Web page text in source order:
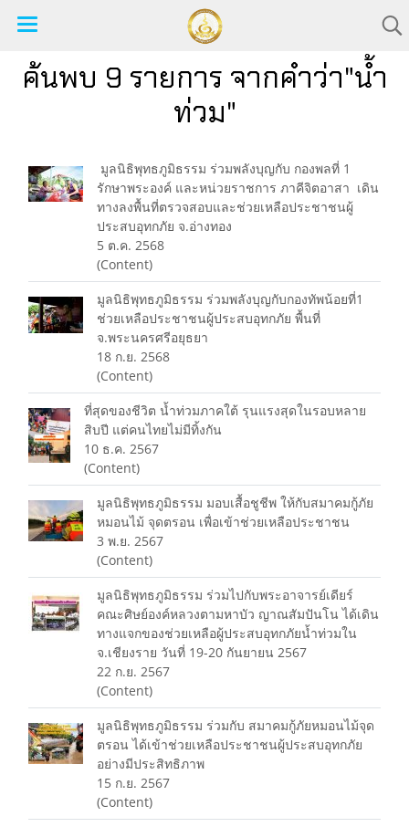
ค้นพบ 9 รายการ จากคำว่า"น้ำ
ท่วม"
มูลนิธิพุทธภูมิธรรม ร่วมพลังบุญกับ กองพลที่ 1
รักษาพระองค์ และหน่วยราชการ ภาคีจิตอาสา ​ เดิน
ทางลงพื้นที่ตรวจสอบและช่วยเหลือประชาชนผู้
ประสบอุทกภัย จ.อ่างทอง
5 ต.ค. 2568
(Content)
มูลนิธิพุทธภูมิธรรม ร่วมพลังบุญกับกองทัพน้อยที่1
ช่วยเหลือประชาชนผู้ประสบอุทกภัย พื้นที่
จ.พระนครศรีอยุธยา
18 ก.ย. 2568
(Content)
ที่สุดของชีวิต️ น้ำท่วมภาคใต้ รุนแรงสุดในรอบหลาย
สิบปี️ แต่คนไทยไม่มีทิ้งกัน
10 ธ.ค. 2567
(Content)
มูลนิธิพุทธภูมิธรรม มอบเสื้อชูชีพ ให้กับสมาคมกู้ภัย
หมอนไม้ จุดตรอน​ เพื่อเข้าช่วยเหลือประชาชน
3 พ.ย. 2567
(Content)
มูลนิธิพุทธภูมิธรรม ร่วมไปกับพระอาจารย์เดียร์
คณะศิษย์องค์หลวงตามหาบัว ญาณสัมปันโน ได้เดิน
ทางแจกของช่วยเหลือผู้ประสบอุทกภัยน้ำท่วมใน
จ.เชียงราย วันที่ 19-20 กันยายน 2567
22 ก.ย. 2567
(Content)
มูลนิธิพุทธภูมิธรรม ร่วมกับ สมาคมกู้ภัยหมอนไม้จุด
ตรอน​ ได้เข้าช่วยเหลือประชาชนผู้ประสบอุทกภัย
อย่างมีประสิทธิภาพ
15 ก.ย. 2567
(Content)